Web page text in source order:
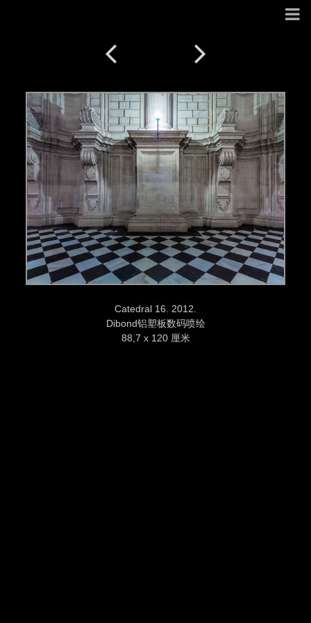
Catedral 16. 2012.
Dibond铝塑板数码喷绘
88,7 x 120 厘米